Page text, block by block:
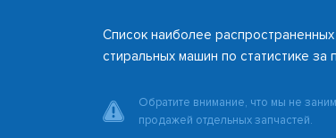
Список наиболее
стиральных машин по статистике за
Обратите внимание, что мы не
продажей отдельных запчастей.